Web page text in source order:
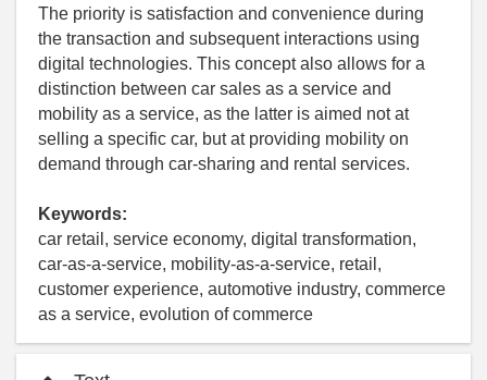
The priority is satisfaction and convenience during
the transaction and subsequent interactions using
digital technologies. This concept also allows for a
distinction between car sales as a service and
mobility as a service, as the latter is aimed not at
selling a specific car, but at providing mobility on
demand through car-sharing and rental services.
Keywords:
car retail, service economy, digital transformation,
car-as-a-service, mobility-as-a-service, retail,
customer experience, automotive industry, commerce
as a service, evolution of commerce